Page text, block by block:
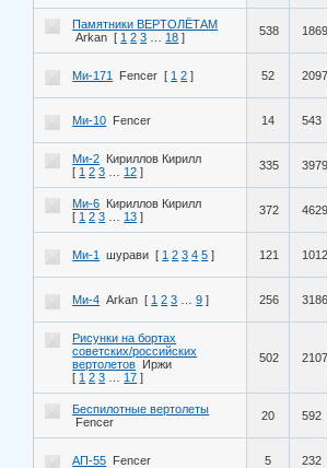
Памятники ВЕРТОЛЁТАМ
Arkan [ 1 2 3 18 ] 538
Ми-171 Fencer [ 1 2 ] 52 2097
Ми-10 Fencer 14 543
Ми-2 Кириллов Кирилл
[ 1 2 3 12 ] 335
Ми-6 Кириллов Кирилл
[ 1 2 3 13 ] 372
Ми-1 шурави [ 1 2 3 4 5 ] 121
Ми-4 Arkan [ 1 2 3 9 ] 256
Рисунки на бортах
советских/российских
вертолетов Иржи
[ 1 2 3 17 ]
502
Беспилотные вертолеты
Fencer
20 592
АП-55 Fencer 5 232